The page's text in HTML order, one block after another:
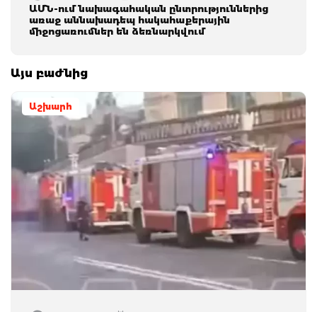
ԱՄՆ-ում նախագահական ընտրություններից
առաջ աննախադեպ հակահաքերային
միջոցառումներ են ձեռնարկվում
Այս բաժնից
Աշխարհ